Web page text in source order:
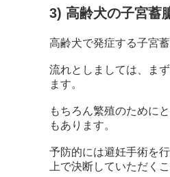
3) 高齢犬の子宮蓄
高齢犬で発症する子宮
流れとしましては、ま
ます。
もちろん繁殖のために
もあります。
予防的には避妊手術を
上で決断していただく